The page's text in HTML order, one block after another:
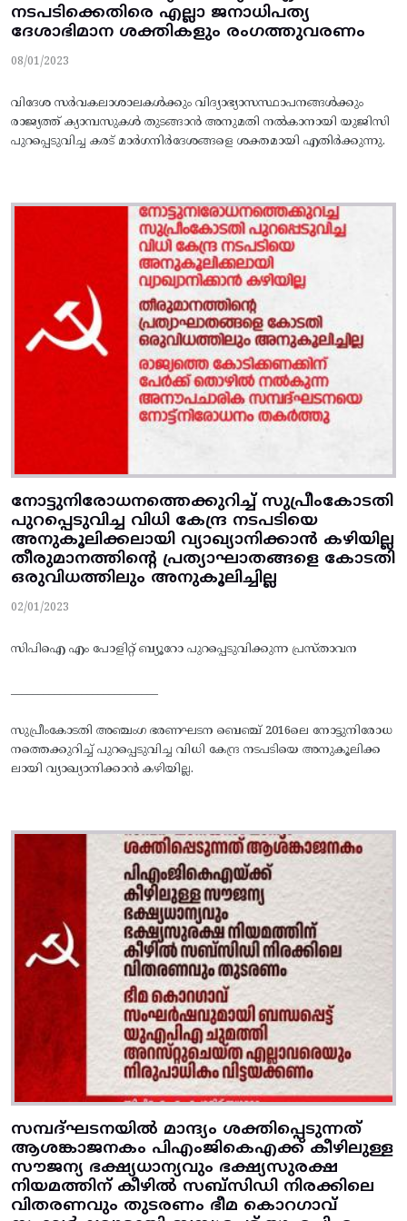
നടപടിക്കെതിരെ എല്ലാ ജനാധിപത്യ
ദേശാഭിമാന ശക്തികളും രംഗത്തുവരണം
08/01/2023
വിദേശ സർവകലാശാലകൾക്കും വിദ്യാഭ്യാസസ്ഥാപനങ്ങൾക്കും
രാജ്യത്ത്‌ ക്യാമ്പസുകൾ തുടങ്ങാൻ അനുമതി നൽകാനായി യുജിസി
പുറപ്പെടുവിച്ച കരട്‌ മാർഗനിർദേശങ്ങളെ ശക്തമായി എതിർക്കുന്നു.
നോട്ടുനിരോധനത്തെക്കുറിച്ച് സുപ്രീംകോടതി
പുറപ്പെടുവിച്ച വിധി കേന്ദ്ര നടപടിയെ
അനുകൂലിക്കലായി വ്യാഖ്യാനിക്കാൻ കഴിയില്ല
തീരുമാനത്തിന്റെ പ്രത്യാഘാതങ്ങളെ കോടതി
ഒരുവിധത്തിലും അനുകൂലിച്ചില്ല
02/01/2023
സിപിഐ എം പോളിറ്റ് ബ്യൂറോ പുറപ്പെടുവിക്കുന്ന പ്രസ്താവന
സുപ്രീംകോടതി അഞ്ചംഗ ഭരണഘടന ബെഞ്ച്‌ 2016ലെ നോട്ടുനിരോധ
നത്തെക്കുറിച്ച്‌ പുറപ്പെടുവിച്ച വിധി കേന്ദ്ര നടപടിയെ അനുകൂലിക്ക
ലായി വ്യാഖ്യാനിക്കാൻ കഴിയില്ല.
സമ്പദ്ഘടനയിൽ മാന്ദ്യം ശക്തിപ്പെടുന്നത്
ആശങ്കാജനകം പിഎംജികെഎക്ക് കീഴിലുള്ള
സൗജന്യ ഭക്ഷ്യധാന്യവും ഭക്ഷ്യസുരക്ഷ
നിയമത്തിന് കീഴിൽ സബ്സിഡി നിരക്കിലെ
വിതരണവും തുടരണം ഭീമ കൊറഗാവ്